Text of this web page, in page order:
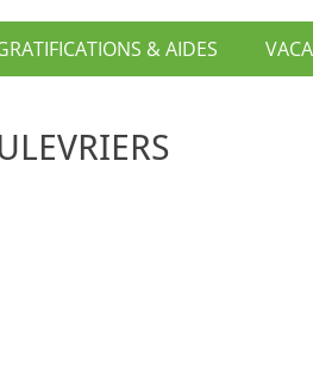
& AIDES